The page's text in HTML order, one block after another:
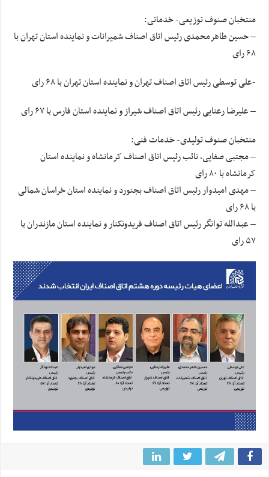
منتخبان صنوف توزیعی- خدماتی:
– حسین طاهرمحمدی رئیس اتاق اصناف شمیرانات و نماینده استان تهران با
۶۸ رای
-علی توسطی رئیس اتاق اصناف تهران و نماینده استان تهران با ۶۸ رای
– علیرضا رعنایی رئیس اتاق اصناف شیراز و نماینده استان فارس با ۶۷ رای
منتخبان صنوف تولیدی- خدمات فنی:
– مجتبی صفایی، نائب رئیس اتاق اصناف کرمانشاه و نماینده استان
کرمانشاه با ۸۰ رای
– مهدی امیدوار رئیس اتاق اصناف بجنورد و نماینده استان خراسان شمالی
با ۶۸ رای
– عبدالله توانگر رئیس اتاق اصناف فریدونکنار و نماینده استان مازندران با
۵۷ رای